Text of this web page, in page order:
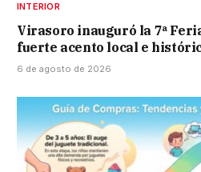
INTERIOR
Virasoro inauguró la 7ª
fuerte acento local e
6 de agosto de 2026